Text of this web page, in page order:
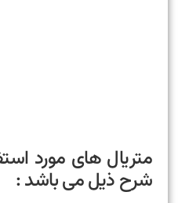
متریال های مورد
شرح ذیل می باشد :